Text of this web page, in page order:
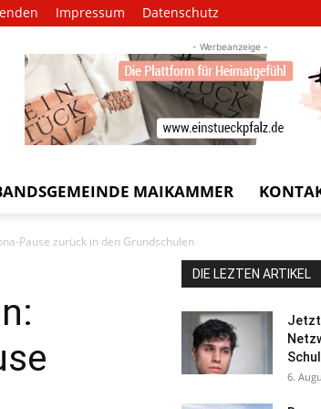
Impressum Datenschutz
- Werbeanzeige -
MAIKAMMER
Pause zurück in den Grundschulen
DIE LEZTEN ARTIKEL
Jetzt
6.